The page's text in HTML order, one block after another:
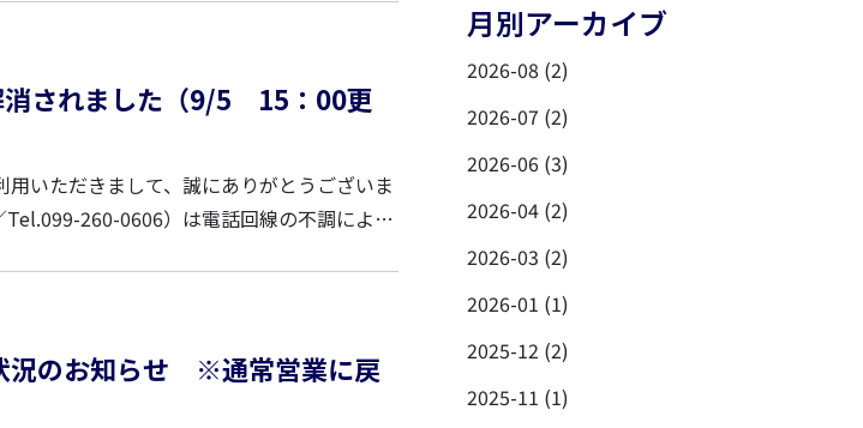
されました（9/5 15：00更
況のお知らせ ※通常営業に戻
月別アーカイブ
2026-08 (2)
2026-07 (2)
2026-06 (3)
2026-04 (2)
2026-03 (2)
2026-01 (1)
2025-12 (2)
2025-11 (1)